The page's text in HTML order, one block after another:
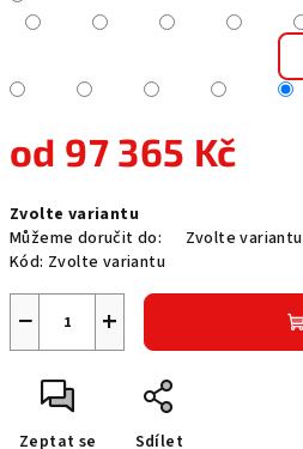
od 97 365 Kč
cena:
Zvolte variantu
Můžeme doručit do:
Zvolte variantu
Kód: Zvolte variantu
+
−
Zeptat se Sdílet